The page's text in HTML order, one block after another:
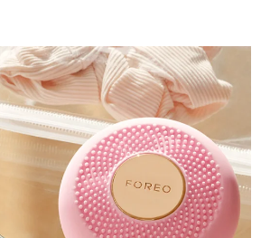
4 mini
skin, T-zone
4 go
or gym bag
拉護理
anti-aging skincare
設備
facelift devices
3 mini
therapy device for young skin
3 go
red light therapy
hybrid silicone sonic toothbrush
4 smile
silicone sonic toothbrush
4 baby
0-3
101
anti-aging
102
clinical anti-aging
LED 護理
201
202
301
strengthening scalp massager
肌膚年輕化
NEW
501
Red Light Therapy
預計送達日期8/14/26
預計送達日期8/10/26
預計送達日期8/14/26
預計送達日期8/10/26
預計送達日期8/11/26